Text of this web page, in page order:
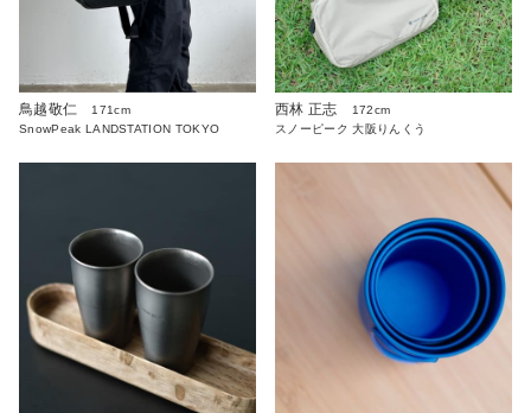
鳥越敬仁
171cm
SnowPeak LANDSTATION TOKYO
西林 正志
172cm
スノーピーク 大阪りんくう